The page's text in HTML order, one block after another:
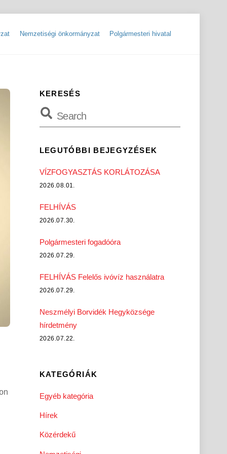
Nemzetiségi önkormányzat Polgármesteri hivatal
KERESÉS
LEGUTÓBBI BEJEGYZÉSEK
VÍZFOGYASZTÁS KORLÁTOZÁSA
2026.08.01.
FELHÍVÁS
2026.07.30.
Polgármesteri fogadóóra
2026.07.29.
FELHÍVÁS Felelős ivóvíz használatra
2026.07.29.
Neszmélyi Borvidék Hegyközsége
hírdetmény
2026.07.22.
KATEGÓRIÁK
Egyéb kategória
Hírek
Közérdekű